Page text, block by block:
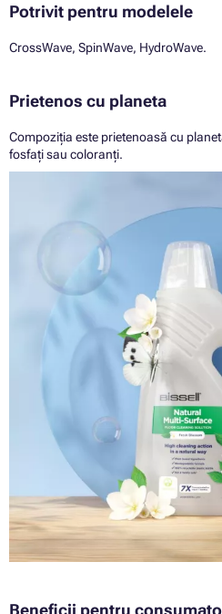
Potrivit pentru modelele
CrossWave, SpinWave, HydroWave.
Prietenos cu planeta
Compoziția este prietenoasă cu
fosfați sau coloranți.
Beneficii pentru